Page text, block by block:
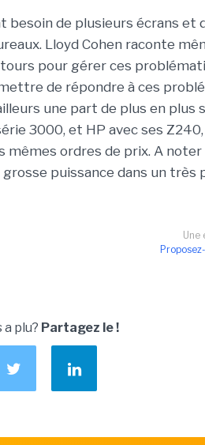
besoin de plusieurs écrans et
Lloyd Cohen raconte
pour gérer ces
de répondre à ces
une part de plus en plus
3000, et HP avec ses
mêmes ordres de prix. A
puissance dans un très
Une
plu? Partagez le !